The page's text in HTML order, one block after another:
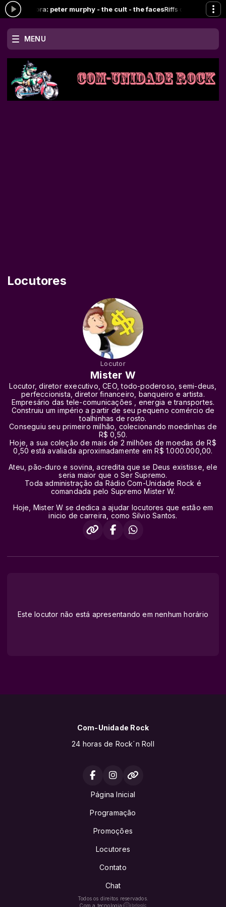
agora: peter murphy - the cult - the facesRiffs do Rock com
MENU
Locutores
Locutor
Mister W
Locutor, diretor executivo, CEO, todo-poderoso, semi-deus,
perfeccionista, diretor financeiro, banqueiro e artista.
Empresário das tele-comunicações , energia e transportes.
Construiu um império a partir de seu pequeno comércio de
toalhinhas de rosto.
Conseguiu seu primeiro milhão, colecionando moedinhas de
R$ 0,50.
Hoje, a sua coleção de mais de 2 milhões de moedas de R$
0,50 está avaliada aproximadamente em R$ 1.000.000,00.
Ateu, pão-duro e sovina, acredita que se Deus existisse, ele
seria maior que o Ser Supremo.
Toda administração da Rádio Com-Unidade Rock é
comandada pelo Supremo Mister W.
Hoje, Mister W se dedica a ajudar locutores que estão em
inicio de carreira, como Silvio Santos.
Este locutor não está apresentando em nenhum horário
Com-Unidade Rock
24 horas de Rock´n Roll
Página Inicial
Programação
Promoções
Locutores
Contato
Chat
Todos os direitos reservados.
Com a tecnologia